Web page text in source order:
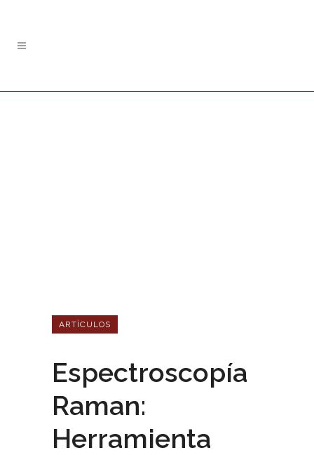
ARTÌCULOS
Espectroscopía
Raman:
Herramienta